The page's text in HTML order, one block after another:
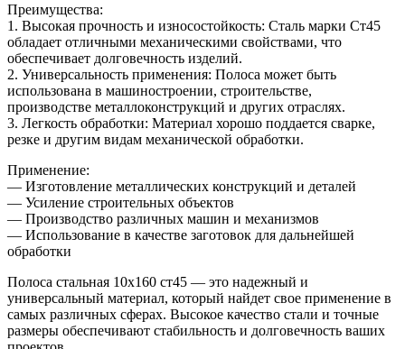
Преимущества:
1. Высокая прочность и износостойкость: Сталь марки Ст45
обладает отличными механическими свойствами, что
обеспечивает долговечность изделий.
2. Универсальность применения: Полоса может быть
использована в машиностроении, строительстве,
производстве металлоконструкций и других отраслях.
3. Легкость обработки: Материал хорошо поддается сварке,
резке и другим видам механической обработки.
Применение:
— Изготовление металлических конструкций и деталей
— Усиление строительных объектов
— Производство различных машин и механизмов
— Использование в качестве заготовок для дальнейшей
обработки
Полоса стальная 10х160 ст45 — это надежный и
универсальный материал, который найдет свое применение в
самых различных сферах. Высокое качество стали и точные
размеры обеспечивают стабильность и долговечность ваших